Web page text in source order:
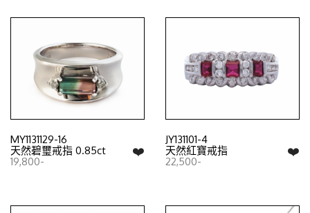
MY1131129-16
❤️
天然碧璽戒指 0.85ct
19,800-
JY131101-4
❤️
天然紅寶戒指
22,500-